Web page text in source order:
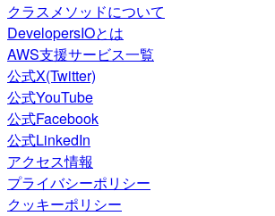
クラスメソッドについて
DevelopersIOとは
AWS支援サービス一覧
公式X(Twitter)
公式YouTube
公式Facebook
公式LinkedIn
アクセス情報
プライバシーポリシー
クッキーポリシー